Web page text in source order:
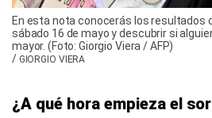
En esta nota conocerás los resultados
sábado 16 de mayo y descubrir si
mayor. (Foto: Giorgio Viera / AFP)
/ GIORGIO VIERA
¿A qué hora empieza el